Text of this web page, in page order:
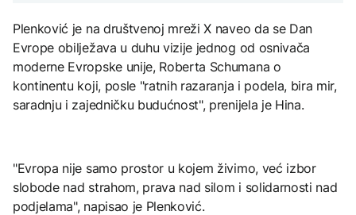
melanoma: Prvi pacijent
uskoro završava terapiju
Plenković je na društvenoj mreži X naveo da se Dan
Evrope obilježava u duhu vizije jednog od osnivača
moderne Evropske unije, Roberta Schumana o
kontinentu koji, posle "ratnih razaranja i podela, bira mir,
saradnju i zajedničku budućnost", prenijela je Hina.
"Evropa nije samo prostor u kojem živimo, već izbor
slobode nad strahom, prava nad silom i solidarnosti nad
podjelama", napisao je Plenković.